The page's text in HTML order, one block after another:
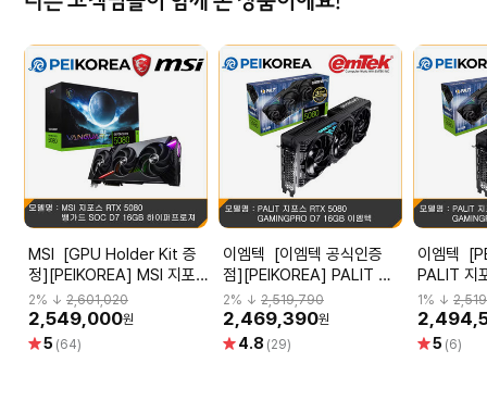
MSI [GPU Holder Kit 증
정][PEIKOREA] MSI 지포
스 RTX 5080 뱅가드 SOC
D7 16GB 하이퍼프로져
2% ↓ 2,601,020
2,549,000원
별5 (64)
이엠텍 [이엠텍 공식인증
점][PEIKOREA] PALIT 지
포스 RTX 5080
GAMINGPRO D7 16GB 이
엠텍
2% ↓2,519,790
2,469,390원
별 4.8 (29)
이엠텍 [PEIKOREA]
PALIT 지
엠텍
1 % ↓
별5 (6)